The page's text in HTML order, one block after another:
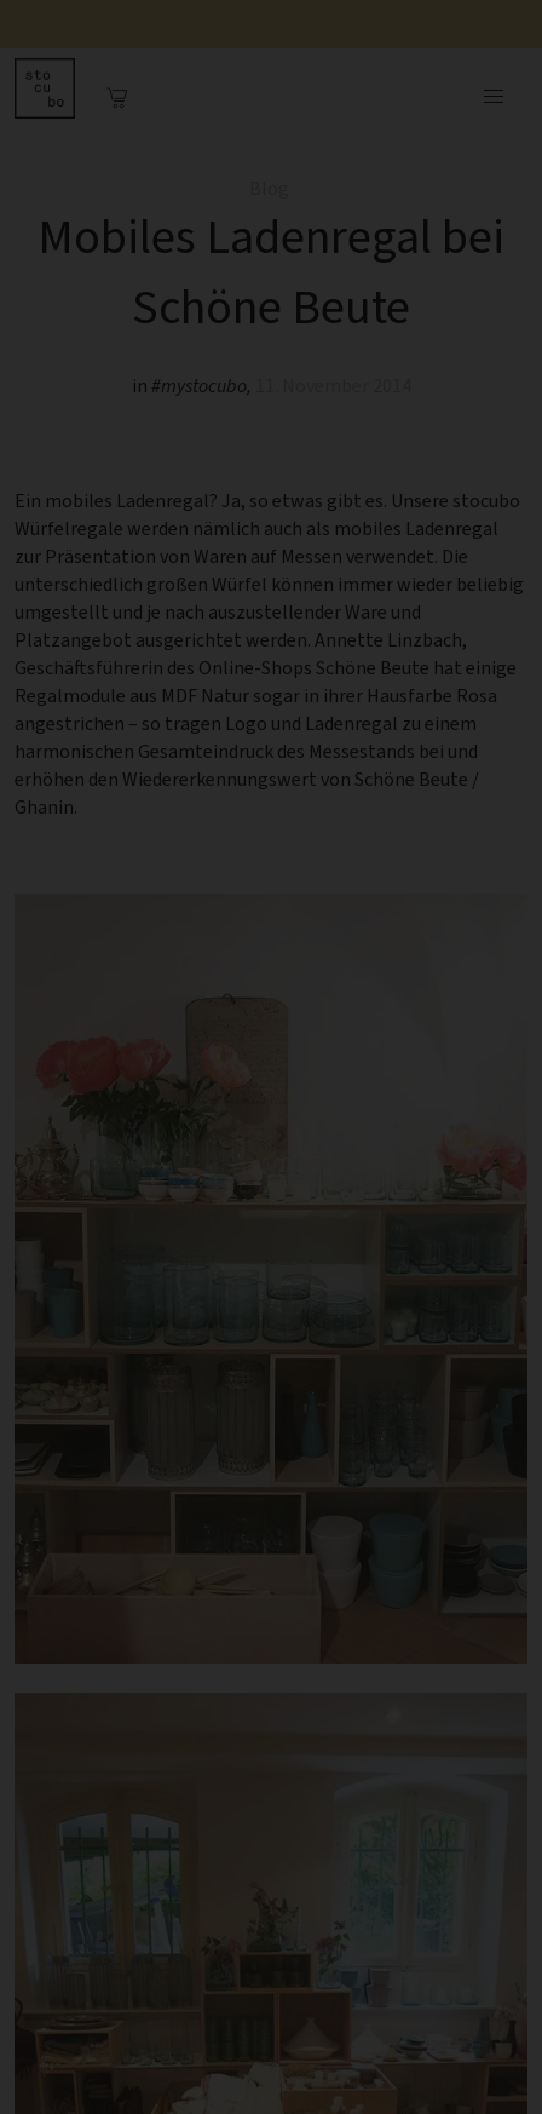
Mobiles Ladenregal bei
Schöne Beute
in #mystocubo,
Ein mobiles Ladenregal? Ja, so etwas gibt es. Unsere stocubo
Würfelregale werden nämlich auch als mobiles Ladenregal
zur Präsentation von Waren auf Messen verwendet. Die
unterschiedlich großen Würfel können immer wieder beliebig
umgestellt und je nach auszustellender Ware und
Platzangebot ausgerichtet werden. Annette Linzbach,
Geschäftsführerin des Online-Shops Schöne Beute hat einige
Regalmodule aus MDF Natur sogar in ihrer Hausfarbe Rosa
angestrichen – so tragen Logo und Ladenregal zu einem
harmonischen Gesamteindruck des Messestands bei und
erhöhen den Wiedererkennungswert von Schöne Beute /
Ghanin.